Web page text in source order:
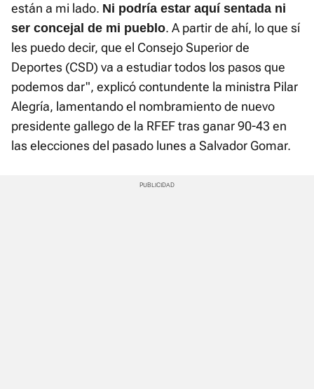
están a mi lado. Ni podría estar aquí sentada ni
ser concejal de mi pueblo. A partir de ahí, lo que sí
les puedo decir, que el Consejo Superior de
Deportes (CSD) va a estudiar todos los pasos que
podemos dar", explicó contundente la ministra Pilar
Alegría, lamentando el nombramiento de nuevo
presidente gallego de la RFEF tras ganar 90-43 en
las elecciones del pasado lunes a Salvador Gomar.